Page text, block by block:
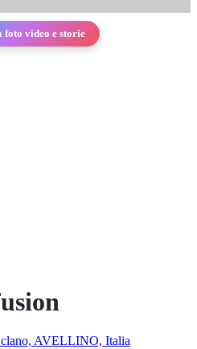
foto video e storie
AVELLINO, Italia